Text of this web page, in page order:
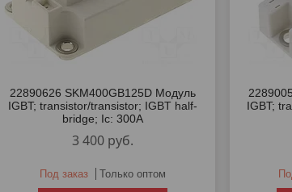
22890626 SKM400GB125D Модуль
IGBT; transistor/transistor; IGBT half-
bridge; Ic: 300A
3 400 руб.
Под заказ Только оптом
IGBT;